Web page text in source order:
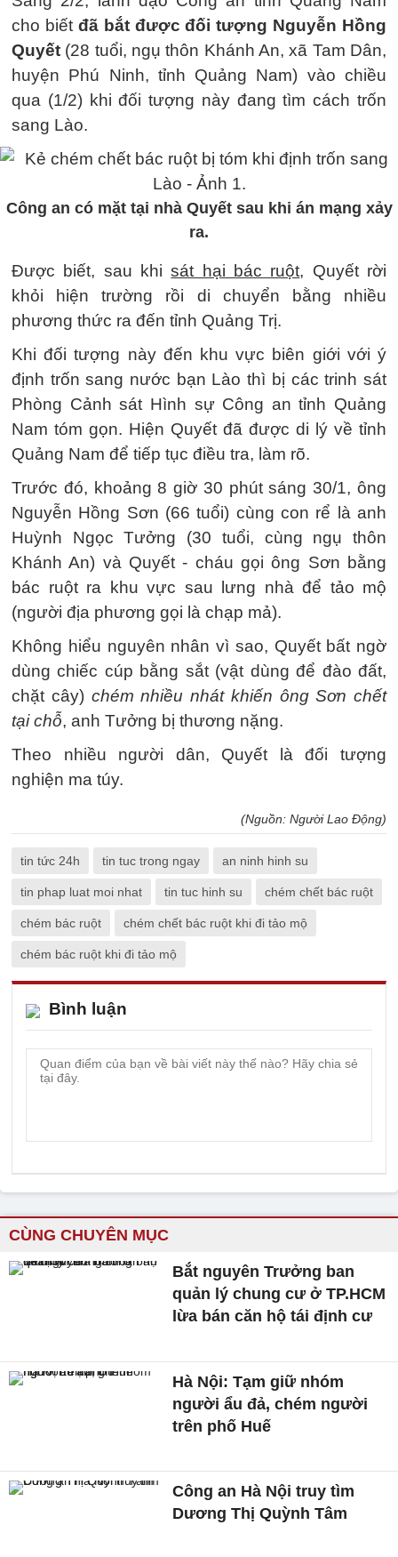
cho biết đã bắt được đối tượng Nguyễn Hồng
Quyết (28 tuổi, ngụ thôn Khánh An, xã Tam Dân,
huyện Phú Ninh, tỉnh Quảng Nam) vào chiều
qua (1/2) khi đối tượng này đang tìm cách trốn
sang Lào.
Công an có mặt tại nhà Quyết sau khi án mạng xảy
ra.
Được biết, sau khisát hại bác ruột, Quyết rời
khỏi hiện trường rồi di chuyển bằng nhiều
phương thức ra đến tỉnh Quảng Trị.
Khi đối tượng này đến khu vực biên giới với ý
định trốn sang nước bạn Lào thì bị các trinh sát
Phòng Cảnh sát Hình sự Công an tỉnh Quảng
Nam tóm gọn. Hiện Quyết đã được di lý về tỉnh
Quảng Nam để tiếp tục điều tra, làm rõ.
Trước đó, khoảng 8 giờ 30 phút sáng 30/1, ông
Nguyễn Hồng Sơn (66 tuổi) cùng con rể là anh
Huỳnh Ngọc Tưởng (30 tuổi, cùng ngụ thôn
Khánh An) và Quyết - cháu gọi ông Sơn bằng
bác ruột ra khu vực sau lưng nhà để tảo mộ
(người địa phương gọi là chạp mả).
Không hiểu nguyên nhân vì sao, Quyết bất ngờ
dùng chiếc cúp bằng sắt (vật dùng để đào đất,
chặt cây) chém nhiều nhát khiến ông Sơn chết
tại chỗ, anh Tưởng bị thương nặng.
Theo nhiều người dân, Quyết là đối tượng
nghiện ma túy.
(Nguồn: Người Lao Động)
tin tức 24h tin tuc trong ngay an ninh hinh su
tin phap luat moi nhat tin tuc hinh su chém chết bác ruột
chém bác ruột chém chết bác ruột khi đi tảo mộ
chém bác ruột khi đi tảo mộ
Bình luận
CÙNG CHUYÊN MỤC
Bắt nguyên Trưởng ban
quản lý chung cư ở TP.HCM
lừa bán căn hộ tái định cư
Hà Nội: Tạm giữ nhóm
người ẩu đả, chém người
trên phố Huế
Công an Hà Nội truy tìm
Dương Thị Quỳnh Tâm